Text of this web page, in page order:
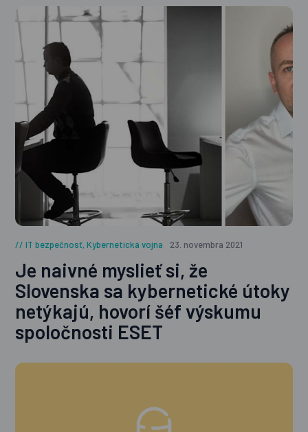
IT bezpečnosť,Kybernetická vojna 23. novembra 2021
Je naivné myslieť si, že
Slovenska sa kybernetické útoky
netýkajú, hovorí šéf výskumu
spoločnosti ESET